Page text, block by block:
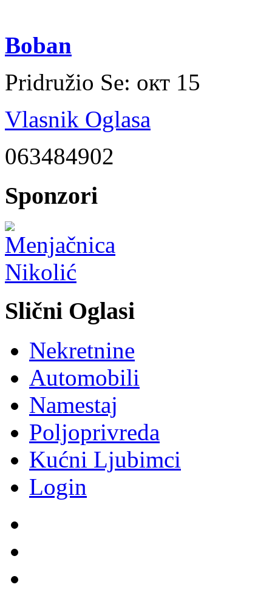
Boban
Pridružio Se: окт 15
Vlasnik Oglasa
063484902
Sponzori
Slični Oglasi
Nekretnine
Automobili
Namestaj
Poljoprivreda
Kućni Ljubimci
Login